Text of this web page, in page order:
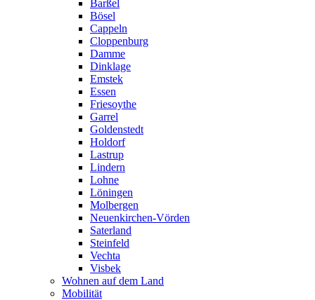
Barßel
Bösel
Cappeln
Cloppenburg
Damme
Dinklage
Emstek
Essen
Friesoythe
Garrel
Goldenstedt
Holdorf
Lastrup
Lindern
Lohne
Löningen
Molbergen
Neuenkirchen-Vörden
Saterland
Steinfeld
Vechta
Visbek
Wohnen auf dem Land
Mobilität